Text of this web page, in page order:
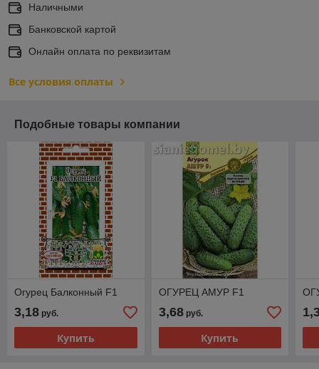
Наличными
Банковской картой
Онлайн оплата по реквизитам
Все условия оплаты
Подобные товары компании
Огурец Балконный F1
3,18 руб.
Купить
ОГУРЕЦ АМУР F1
3,68руб.
Купить